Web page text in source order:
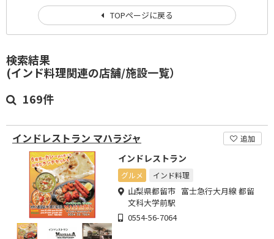
検索結果
(インド料理関連の店舗/施設一覧）
169件
インドレストラン マハラジャ 追加
インドレストラン
グルメ インド料理
山梨県都留市 富士急行大月線 都留
文科大学前駅
0554-56-7064
TOPページに戻る